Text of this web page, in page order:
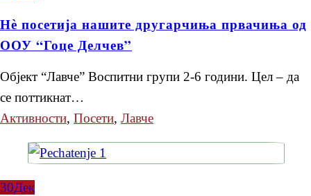
Нѐ посетија нашите другарчиња првачиња од
ООУ “Гоце Делчев”
Објект “Лавче” Воспитни групи 2-6 години. Цел – да
се поттикнат…
Активности, Посети, Лавче
30Дек